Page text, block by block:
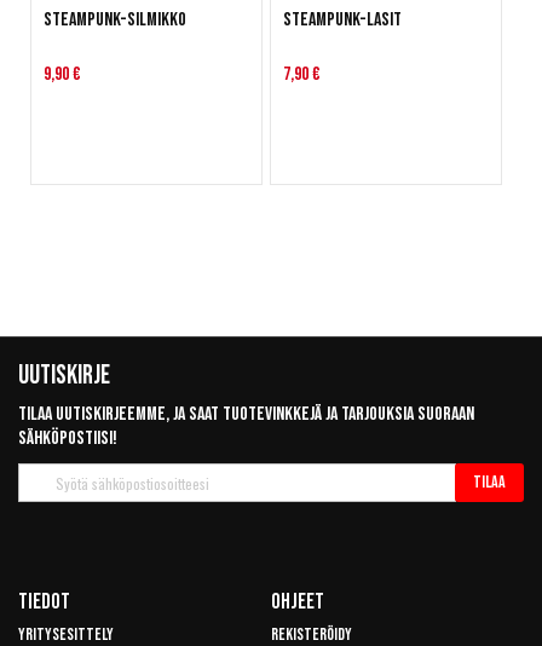
Steampunk-silmikko
9,90 €
Steampunk-lasit
7,90 €
Uutiskirje
Tilaa uutiskirjeemme, ja saat tuotevinkkejä ja tarjouksia suoraan
sähköpostiisi!
uutiskirje
Tilaa
Tiedot
Yritysesittely
Ohjeet
Rekisteröidy